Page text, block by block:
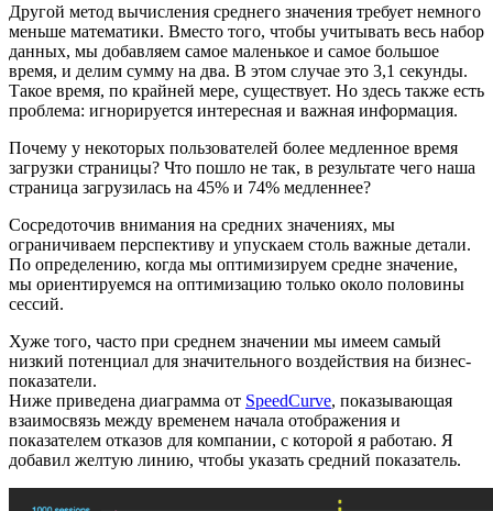
Другой метод вычисления среднего значения требует немного
меньше математики. Вместо того, чтобы учитывать весь набор
данных, мы добавляем самое маленькое и самое большое
время, и делим сумму на два. В этом случае это 3,1 секунды.
Такое время, по крайней мере, существует. Но здесь также есть
проблема: игнорируется интересная и важная информация.
Почему у некоторых пользователей более медленное время
загрузки страницы? Что пошло не так, в результате чего наша
страница загрузилась на 45% и 74% медленнее?
Сосредоточив внимания на средних значениях, мы
ограничиваем перспективу и упускаем столь важные детали.
По определению, когда мы оптимизируем средне значение,
мы ориентируемся на оптимизацию только около половины
сессий.
Хуже того, часто при среднем значении мы имеем самый
низкий потенциал для значительного воздействия на бизнес-
показатели.
Ниже приведена диаграмма от SpeedCurve, показывающая
взаимосвязь между временем начала отображения и
показателем отказов для компании, с которой я работаю. Я
добавил желтую линию, чтобы указать средний показатель.